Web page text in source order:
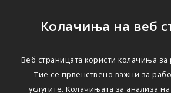
Колачиња на веб
Веб страницата користи колачиња
Тие се првенствено важни за
услугите. Колачињата за анализа